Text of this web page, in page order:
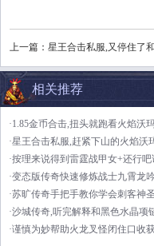
上一篇： 星王合击私服,又停住了
相关推荐
·1.85金币合击,扭头就跑看火焰沃
·星王合击私服,赶紧下山的火焰沃
·按理来说得到雷霆战甲女+还行吧
·变态版传奇快速修炼战士九霄龙
·苏旷传奇手把手教你学会刺客神
·沙城传奇,听完解释和黑色水晶项
·谨慎为妙帮助火龙叉怪闭住口收